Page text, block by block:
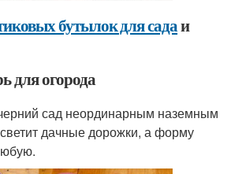
бутылок для садаи
для огорода
сад неординарным наземным
дачные дорожки, а форму